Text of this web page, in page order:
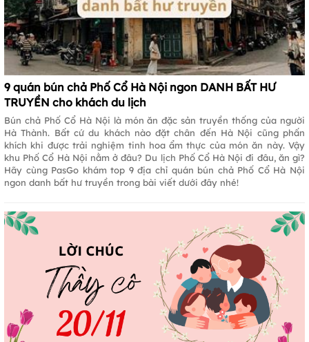
9 quán bún chả Phố Cổ Hà Nội ngon DANH BẤT HƯ
TRUYỀN cho khách du lịch
Bún chả Phố Cổ Hà Nội là món ăn đặc sản truyền thống của người
Hà Thành. Bất cứ du khách nào đặt chân đến Hà Nội cũng phấn
khích khi được trải nghiệm tinh hoa ẩm thực của món ăn này. Vậy
khu Phố Cổ Hà Nội nằm ở đâu? Du lịch Phố Cổ Hà Nội đi đâu, ăn gì?
Hãy cùng PasGo khám top 9 địa chỉ quán bún chả Phố Cổ Hà Nội
ngon danh bất hư truyền trong bài viết dưới đây nhé!